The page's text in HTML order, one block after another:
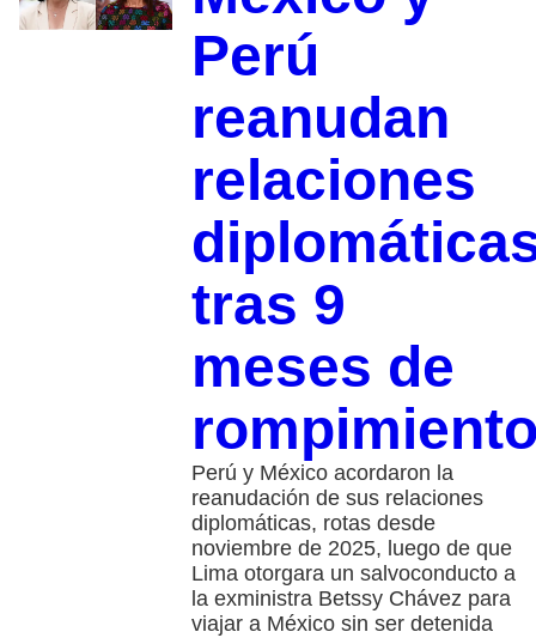
Perú
reanudan
relaciones
tras 9
meses de
Perú y México acordaron la
reanudación de sus relaciones
diplomáticas, rotas desde
noviembre de 2025, luego de que
Lima otorgara un salvoconducto a
la exministra Betssy Chávez para
viajar a México sin ser detenida